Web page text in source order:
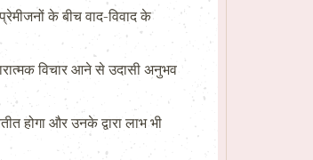
के बीच वाद-विवाद के
विचार आने से उदासी अनुभव
होगा और उनके द्वारा लाभ भी